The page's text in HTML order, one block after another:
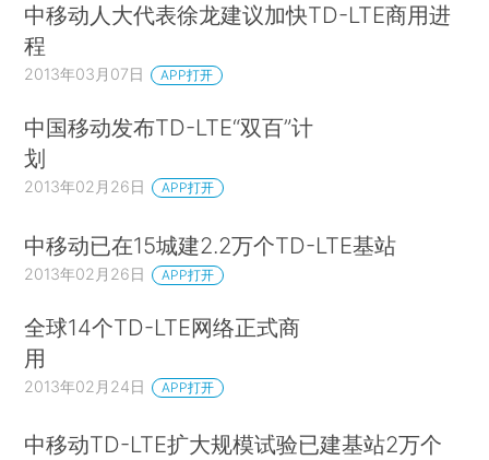
中移动人大代表徐龙建议加快TD-LTE商用进
程
2013年03月07日 APP打开
中国移动发布TD-LTE“双百”计
划
2013年02月26日 APP打开
中移动已在15城建2.2万个TD-LTE基站
2013年02月26日 APP打开
全球14个TD-LTE网络正式商
用
2013年02月24日 APP打开
中移动TD-LTE扩大规模试验已建基站2万个